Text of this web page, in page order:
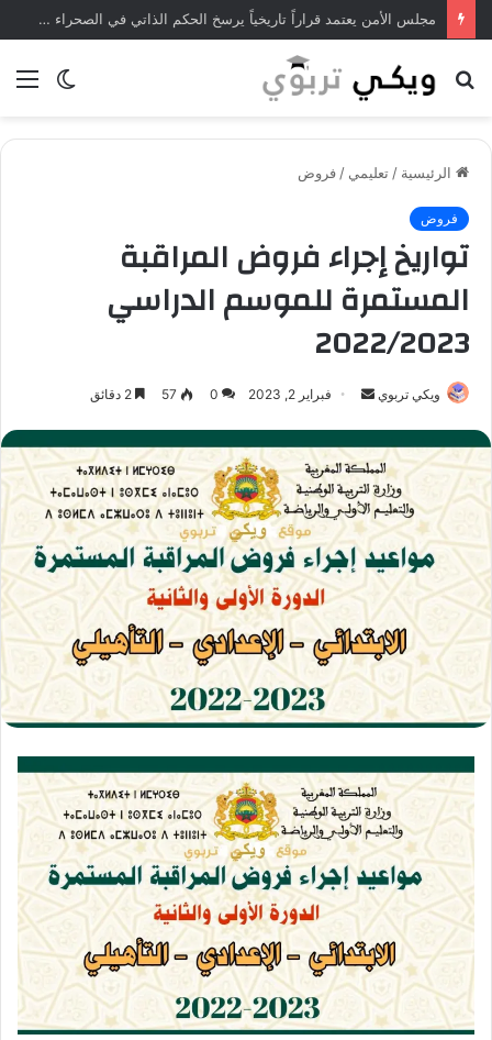
مجلس الأمن يعتمد قراراً تاريخياً يرسخ الحكم الذاتي في الصحراء المغربية
الوضع
بحث
الرئيسية / تعليمي / فروض
فروض
تواريخ إجراء فروض المراقبة
المستمرة للموسم الدراسي
2022/2023
ويكي تربوي
س
ل
ب
ر
ي
ا
إ
ل
ن
ي
فبراير 2, 2023 0
57